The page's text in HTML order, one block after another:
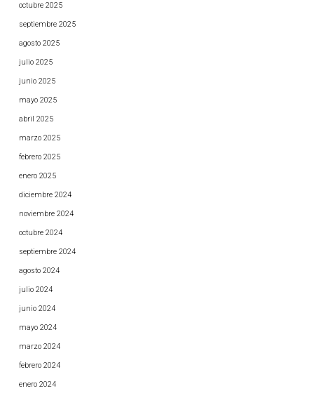
octubre 2025
septiembre 2025
agosto 2025
julio 2025
junio 2025
mayo 2025
abril 2025
marzo 2025
febrero 2025
enero 2025
diciembre 2024
noviembre 2024
octubre 2024
septiembre 2024
agosto 2024
julio 2024
junio 2024
mayo 2024
marzo 2024
febrero 2024
enero 2024